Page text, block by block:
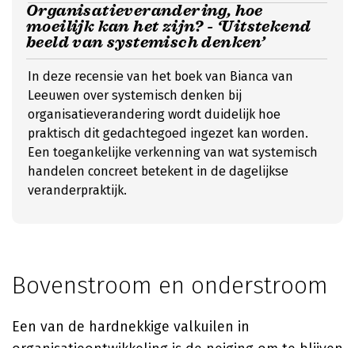
Organisatieverandering, hoe
moeilijk kan het zijn? - ‘Uitstekend
beeld van systemisch denken’
In deze recensie van het boek van Bianca van
Leeuwen over systemisch denken bij
organisatieverandering wordt duidelijk hoe
praktisch dit gedachtegoed ingezet kan worden.
Een toegankelijke verkenning van wat systemisch
handelen concreet betekent in de dagelijkse
veranderpraktijk.
Bovenstroom en onderstroom
Een van de hardnekkige valkuilen in